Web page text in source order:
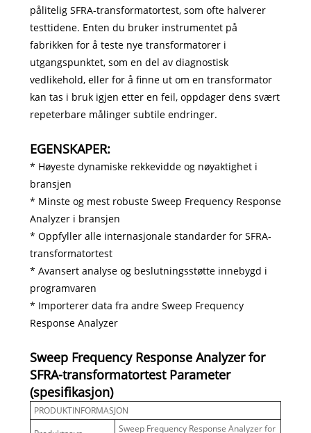
pålitelig SFRA-transformatortest, som ofte halverer
testtidene. Enten du bruker instrumentet på
fabrikken for å teste nye transformatorer i
utgangspunktet, som en del av diagnostisk
vedlikehold, eller for å finne ut om en transformator
kan tas i bruk igjen etter en feil, oppdager dens svært
repeterbare målinger subtile endringer.
EGENSKAPER:
* Høyeste dynamiske rekkevidde og nøyaktighet i
bransjen
* Minste og mest robuste Sweep Frequency Response
Analyzer i bransjen
* Oppfyller alle internasjonale standarder for SFRA-
transformatortest
* Avansert analyse og beslutningsstøtte innebygd i
programvaren
* Importerer data fra andre Sweep Frequency
Response Analyzer
Sweep Frequency Response Analyzer for
SFRA-transformatortest Parameter
(spesifikasjon)
PRODUKTINFORMASJON
Sweep Frequency Response Analyzer for